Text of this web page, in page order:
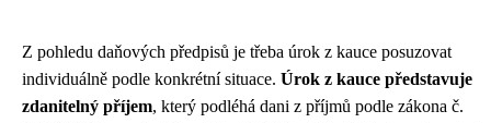
Z pohledu daňových předpisů je třeba úrok z kauce posuzovat
individuálně podle konkrétní situace. Úrok z kauce představuje
zdanitelný příjem, který podléhá dani z příjmů podle zákona č.